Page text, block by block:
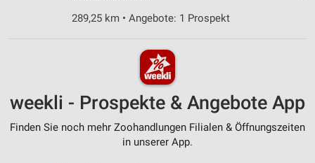
289,25 km • Angebote: 1 Prospekt
weekli - Prospekte & Angebote App
Finden Sie noch mehr Zoohandlungen Filialen & Öffnungszeiten
in unserer App.